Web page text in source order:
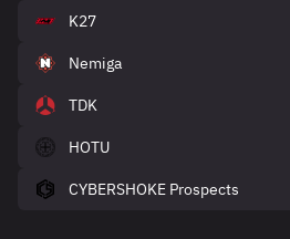
K27
Nemiga
TDK
HOTU
CYBERSHOKE Prospects